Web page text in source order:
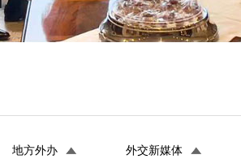
地方外办 外交新媒体